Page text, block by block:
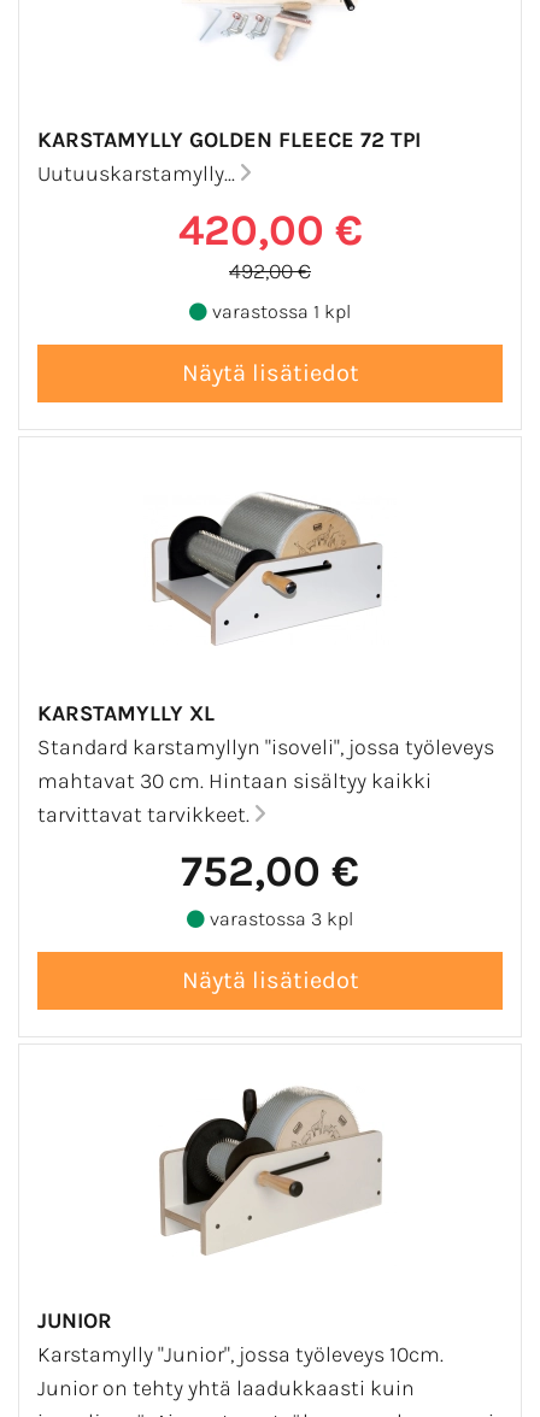
KARSTAMYLLY GOLDEN FLEECE 72 TPI
Uutuuskarstamylly...
420,00 €
492,00 €
varastossa 1 kpl
KARSTAMYLLY XL
Standard karstamyllyn "isoveli", jossa työleveys
mahtavat 30 cm. Hintaan sisältyy kaikki
tarvittavat tarvikkeet.
752,00 €
varastossa 3 kpl
JUNIOR
Karstamylly "Junior", jossa työleveys 10cm.
Junior on tehty yhtä laadukkaasti kuin